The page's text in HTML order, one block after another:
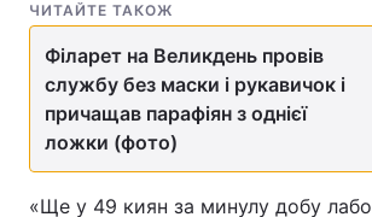
ЧИТАЙТЕ ТАКОЖ
Філарет на Великдень провів
службу без маски і рукавичок і
причащав парафіян з однієї
ложки (фото)
«Ще у 49 киян за минулу добу